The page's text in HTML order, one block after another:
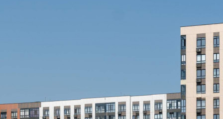
Прямая продажа от застройщика! Кладовая номер 108К общей
Где находится
Контакты
Другие объявления